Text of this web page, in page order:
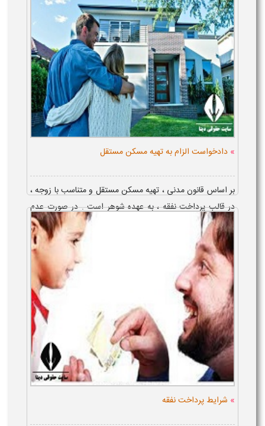
» دادخواست الزام به تهیه مسکن مستقل
بر اساس قانون مدنی ، تهیه مسکن مستقل و متناسب با زوجه ،
در قالب پرداخت نفقه ، به عهده شوهر است . در صورت عدم
انجام این تکلیف ، نحوه تنظیم دادخواست الزام به تهیه مسکن
مستقل از سوی زن ، به این...
» شرایط پرداخت نفقه